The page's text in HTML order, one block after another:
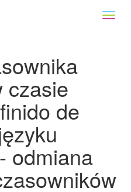
czasie
de
odmiana